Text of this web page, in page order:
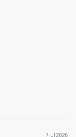
7 jul 2026